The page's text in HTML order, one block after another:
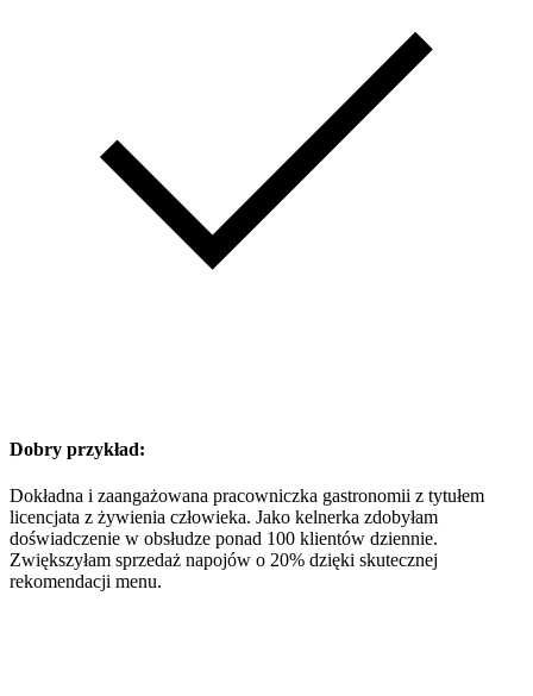
Dobry przykład:
Dokładna i zaangażowana pracowniczka gastronomii z tytułem
licencjata z żywienia człowieka. Jako kelnerka zdobyłam
doświadczenie w obsłudze ponad 100 klientów dziennie.
Zwiększyłam sprzedaż napojów o 20% dzięki skutecznej
rekomendacji menu.